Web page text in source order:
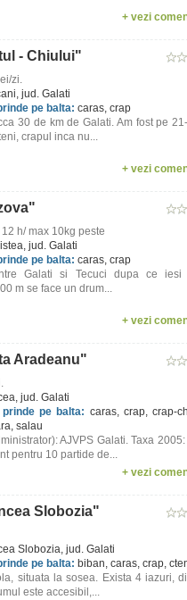
+ vezi
- Chiului"
zi.
jud. Galati
pe balta: caras, crap
30 de km de Galati. Am fost pe
crapul inca nu...
+ vezi
h/ max 10kg peste
jud. Galati
pe balta: caras, crap
Galati si Tecuci dupa ce
m se face un drum...
+ vezi
Aradeanu"
jud. Galati
pe balta: caras, crap, crap-
salau
AJVPS Galati. Taxa
pentru 10 partide de...
+ vezi
Slobozia"
Slobozia, jud. Galati
pe balta: biban, caras, crap,
situata la sosea. Exista 4 iazuri,
este accesibil,...